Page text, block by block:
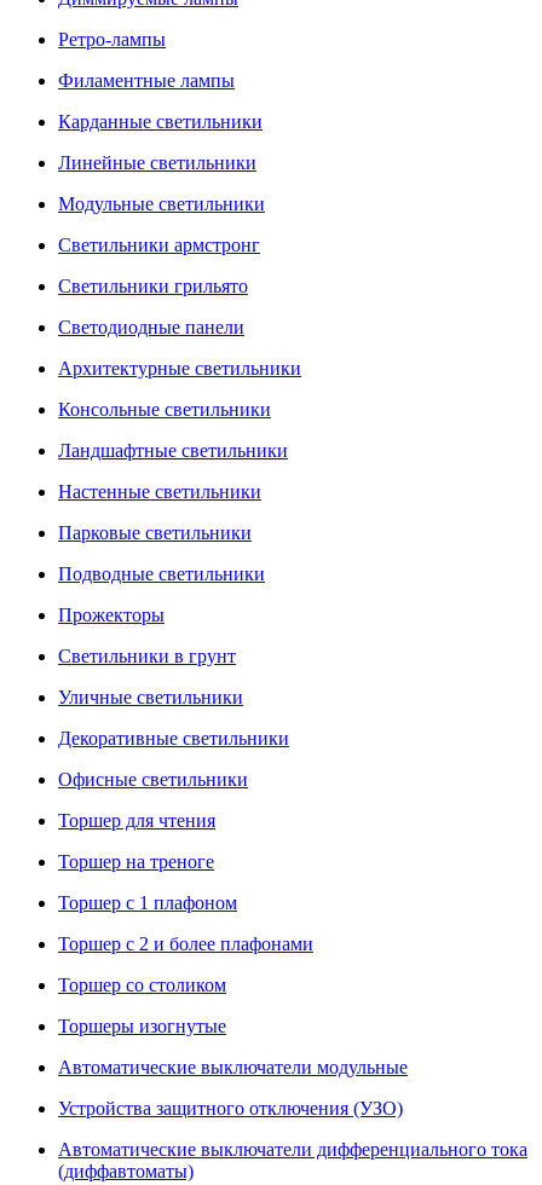
Ретро-лампы
Филаментные лампы
Карданные светильники
Линейные светильники
Модульные светильники
Светильники армстронг
Светильники грильято
Светодиодные панели
Архитектурные светильники
Консольные светильники
Ландшафтные светильники
Настенные светильники
Парковые светильники
Подводные светильники
Прожекторы
Светильники в грунт
Уличные светильники
Декоративные светильники
Офисные светильники
Торшер для чтения
Торшер на треноге
Торшер с 1 плафоном
Торшер с 2 и более плафонами
Торшер со столиком
Торшеры изогнутые
Автоматические выключатели модульные
Устройства защитного отключения (УЗО)
Автоматические выключатели дифференциального тока
(диффавтоматы)